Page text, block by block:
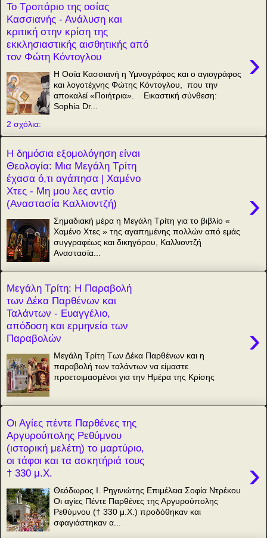
Το Τροπάριο της οσίας
Κασσιανής - Ανάλυση και
κριτική στην κρίση της
εκκλησιαστικής αισθητικής από
τον Φώτη Κόντογλου
›
Η Οσία Κασσιανή η Υμνογράφος και ο αγιογράφος
και λογοτέχνης Φώτης Κόντογλου, που την
αποκαλεί «Ποιήτρια». Εικαστική σύνθεση:
Sophia Dr...
2 σχόλια:
Η δημόσια εξομολόγηση είναι
Θεολογία: Μια Μεγάλη Τρίτη
έχασα ό,τι αγάπησα | Χαμένο
Χτες - Μη μου λες αντίο
(Αναστασία Καλλιοντζή)
›
Σημαδιακή μέρα η Μεγάλη Τρίτη για το βιβλίο «
Χαμένο Χτες » της αγαπημένης πολλών από εμάς
συγγραφέως και δικηγόρου, Καλλιοντζή
Αναστασία...
Μεγάλη Τρίτη: Η Παραβολή
των Δέκα Παρθένων και
Ταλάντων - Ευαγγέλιο,
απόδοση και ερμηνεία των
Παραβολών
›
Μεγάλη Τρίτη Των Δέκα Παρθένων και η
παραβολή των ταλάντων να είμαστε
προετοιμασμένοι για την Ημέρα της Κρίσης
Οι Αγίες πέντε Παρθένες της
Αργυρούπολης Ρεθύμνου
(ιστορική μελέτη) το μαρτύριο,
οι τάφοι και τα ασκητήριά τους
† 330 μ.Χ.
›
Θεόδωρος Ι. Ρηγινιώτης Επιμέλεια Σοφία Ντρέκου
Οι αγίες Πέντε Παρθένες της Αργυρούπολης
Ρεθύμνου († 330 μ.Χ.) προδόθηκαν και
σφαγιάστηκαν α...